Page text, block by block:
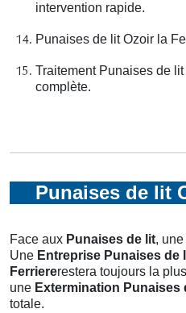
intervention rapide.
Punaises de lit Ozoir la
Traitement Punaises de
complète.
Punaises de lit
Face aux Punaises de lit,
Une Entreprise Punaises de
Ferriererestera toujours la
une Extermination Punaises
totale.